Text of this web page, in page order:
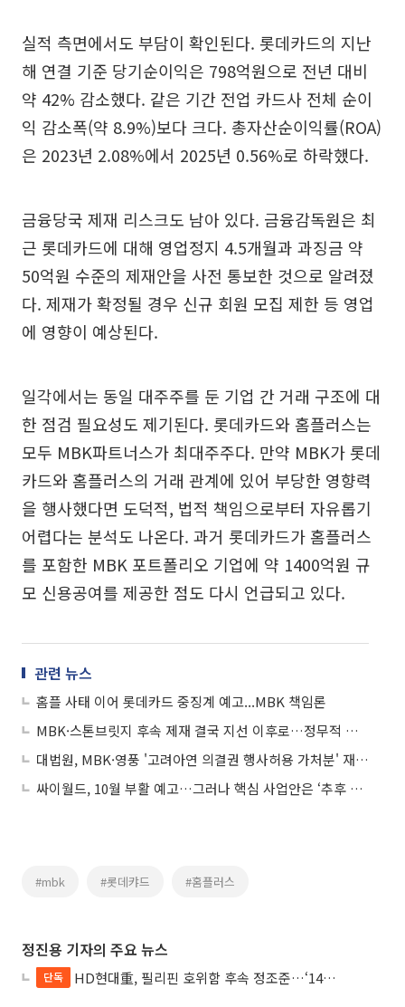
실적 측면에서도 부담이 확인된다. 롯데카드의 지난
해 연결 기준 당기순이익은 798억원으로 전년 대비
약 42% 감소했다. 같은 기간 전업 카드사 전체 순이
익 감소폭(약 8.9%)보다 크다. 총자산순이익률(ROA)
은 2023년 2.08%에서 2025년 0.56%로 하락했다.
금융당국 제재 리스크도 남아 있다. 금융감독원은 최
근 롯데카드에 대해 영업정지 4.5개월과 과징금 약
50억원 수준의 제재안을 사전 통보한 것으로 알려졌
다. 제재가 확정될 경우 신규 회원 모집 제한 등 영업
에 영향이 예상된다.
일각에서는 동일 대주주를 둔 기업 간 거래 구조에 대
한 점검 필요성도 제기된다. 롯데카드와 홈플러스는
모두 MBK파트너스가 최대주주다. 만약 MBK가 롯데
카드와 홈플러스의 거래 관계에 있어 부당한 영향력
을 행사했다면 도덕적, 법적 책임으로부터 자유롭기
어렵다는 분석도 나온다. 과거 롯데카드가 홈플러스
를 포함한 MBK 포트폴리오 기업에 약 1400억원 규
모 신용공여를 제공한 점도 다시 언급되고 있다.
관련 뉴스
홈플 사태 이어 롯데카드 중징계 예고...MBK 책임론
MBK·스톤브릿지 후속 제재 결국 지선 이후로…정무적 부담에 논의 멈춰
대법원, MBK·영풍 '고려아연 의결권 행사허용 가처분' 재항고 기각
싸이월드, 10월 부활 예고…그러나 핵심 사업안은 ‘추후 공개’
#mbk #롯데캬드 #홈플러스
정진용 기자의 주요 뉴스
단독 HD현대重, 필리핀 호위함 후속 정조준…‘14척+α’ 싹쓸이 노린다